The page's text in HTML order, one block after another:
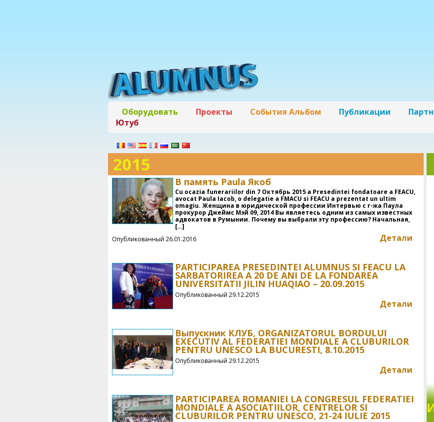
Оборудовать Проекты События Альбом Публикации
Ютуб
2015
В память Paula Якоб
Cu ocazia funerariilor din 7 Октябрь 2015 a Presedintei fondatoare a FEACU,
avocat Paula Iacob, o delegatie a FMACU si FEACU a prezentat un ultim
omagiu. Женщина в юридической профессии Интервью с г-жа Паула
прокурор Джеймс Мэй 09, 2014 Вы являетесь одним из самых известных
адвокатов в Румынии. Почему вы выбрали эту профессию? Начальная,
[…]
Детали
Опубликованный 26.01.2016
PARTICIPAREA PRESEDINTEI ALUMNUS SI FEACU LA
SARBATORIREA A 20 DE ANI DE LA FONDAREA
UNIVERSITATII JILIN HUAQIAO – 20.09.2015
Детали
Опубликованный 29.12.2015
Выпускник КЛУБ, ORGANIZATORUL BORDULUI
EXECUTIV AL FEDERATIEI MONDIALE A CLUBURILOR
PENTRU UNESCO LA BUCURESTI, 8.10.2015
Детали
Опубликованный 29.12.2015
PARTICIPAREA ROMANIEI LA CONGRESUL FEDERATIEI
MONDIALE A ASOCIATIILOR, CENTRELOR SI
CLUBURILOR PENTRU UNESCO, 21-24 IULIE 2015